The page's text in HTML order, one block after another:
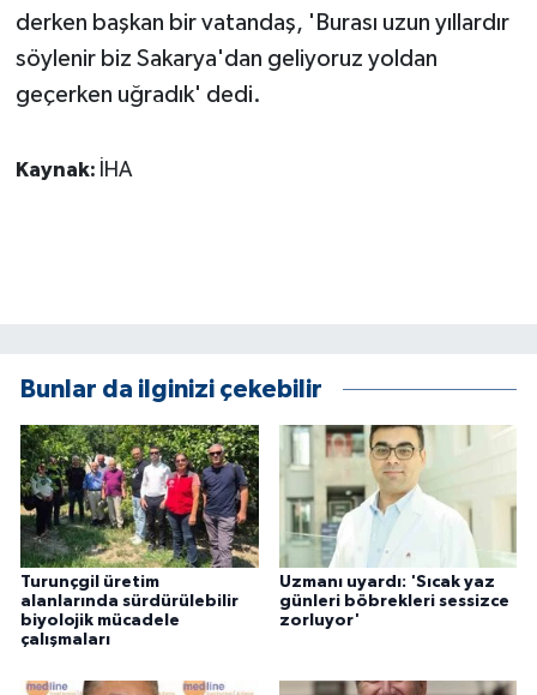
derken başkan bir vatandaş, 'Burası uzun yıllardır
söylenir biz Sakarya'dan geliyoruz yoldan
geçerken uğradık' dedi.
Kaynak: İHA
Bunlar da ilginizi çekebilir
Turunçgil üretim
alanlarında sürdürülebilir
biyolojik mücadele
çalışmaları
Uzmanı uyardı: 'Sıcak yaz
günleri böbrekleri sessizce
zorluyor'